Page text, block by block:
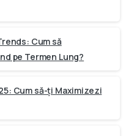
Cum să
pe Termen Lung?
Cum să-ți Maximizezi